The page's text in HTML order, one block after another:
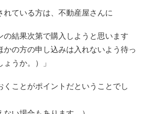
れている方は、不動産屋さんに
の結果次第で購入しようと思います
かの方の申し込みは入れないよう待っ
うか。）」
くことがポイントだということでし